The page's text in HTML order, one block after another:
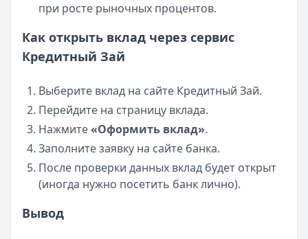
при росте рыночных процентов.
Как открыть вклад через сервис
Кредитный Зай
Выберите вклад на сайте Кредитный Зай.
Перейдите на страницу вклада.
Нажмите«Оформить вклад».
Заполните заявку на сайте банка.
После проверки данных вклад будет открыт
(иногда нужно посетить банк лично).
Вывод